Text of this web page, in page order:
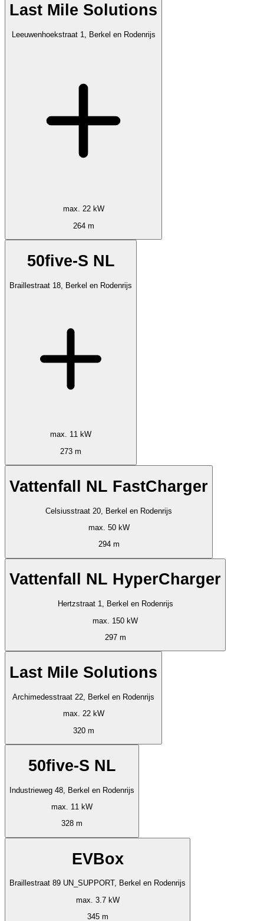
Last Mile Solutions
Leeuwenhoekstraat 1, Berkel en Rodenrijs
max. 22 kW
264 m
50five-S NL
Braillestraat 18, Berkel en Rodenrijs
max. 11 kW
273 m
Vattenfall NL FastCharger
Celsiusstraat 20, Berkel en Rodenrijs
max. 50 kW
294 m
Vattenfall NL HyperCharger
Hertzstraat 1, Berkel en Rodenrijs
max. 150 kW
297 m
Last Mile Solutions
Archimedesstraat 22, Berkel en Rodenrijs
max. 22 kW
320 m
50five-S NL
Industrieweg 48, Berkel en Rodenrijs
max. 11 kW
328 m
EVBox
Braillestraat 89 UN_SUPPORT, Berkel en Rodenrijs
max. 3.7 kW
345 m